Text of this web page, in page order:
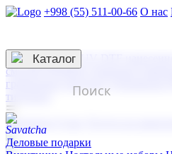
+998 (55) 511-00-66 О нас
3D гравировка
смолой (Doming)
гравировка твердая
тиснение
☰
Контакты
Каталог
Деловые подарки